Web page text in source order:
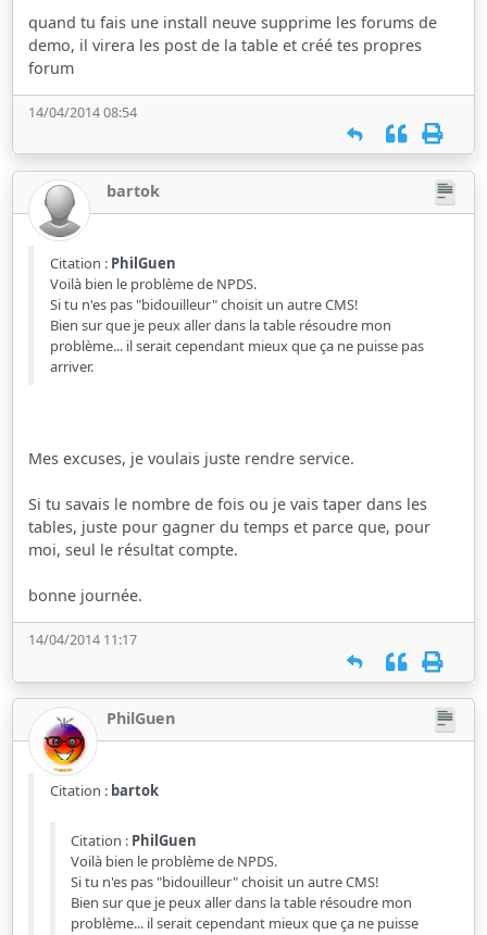
quand tu fais une install neuve supprime les forums de
demo, il virera les post de la table et créé tes propres
forum
14/04/2014 08:54
bartok
Citation : PhilGuen
Voilà bien le problème de NPDS.
Si tu n'es pas "bidouilleur" choisit un autre CMS!
Bien sur que je peux aller dans la table résoudre mon
problème... il serait cependant mieux que ça ne puisse pas
arriver.
Mes excuses, je voulais juste rendre service.
Si tu savais le nombre de fois ou je vais taper dans les
tables, juste pour gagner du temps et parce que, pour
moi, seul le résultat compte.
bonne journée.
14/04/2014 11:17
PhilGuen
Citation : bartok
Citation : PhilGuen
Voilà bien le problème de NPDS.
Si tu n'es pas "bidouilleur" choisit un autre CMS!
Bien sur que je peux aller dans la table résoudre mon
problème... il serait cependant mieux que ça ne puisse